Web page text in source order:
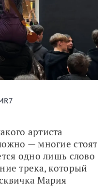
артиста
— многие стоят
одно лишь слово
трека, который
Мария